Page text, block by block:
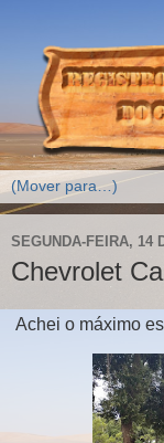
SEGUNDA-FEIRA, 14
Chevrolet
Achei o máximo